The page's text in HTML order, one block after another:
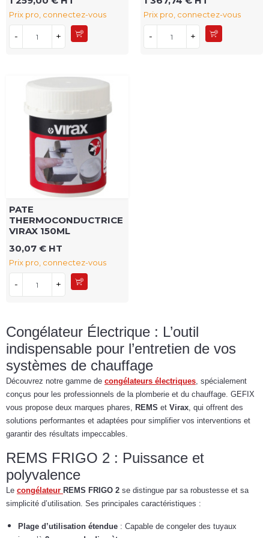
Prix pro, connectez-vous
- +
Prix pro, connectez-vous
- +
PATE
THERMOCONDUCTRICE
VIRAX 150ML
30,07 € HT
Prix pro, connectez-vous
- +
Congélateur Électrique : L’outil
indispensable pour l’entretien de vos
systèmes de chauffage
Découvrez notre gamme de congélateurs électriques, spécialement
conçus pour les professionnels de la plomberie et du chauffage. GEFIX
vous propose deux marques phares, REMS et Virax, qui offrent des
solutions performantes et adaptées pour simplifier vos interventions et
garantir des résultats impeccables.
REMS FRIGO 2 : Puissance et
polyvalence
Le congélateur REMS FRIGO 2 se distingue par sa robustesse et sa
simplicité d’utilisation. Ses principales caractéristiques :
Plage d’utilisation étendue : Capable de congeler des tuyaux